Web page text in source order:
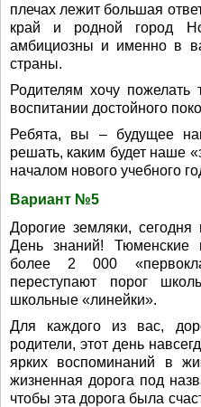
плечах лежит большая
край и родной город
амбициозны и именно в
страны.
Родителям хочу пожелать
воспитании достойного
Ребята, вы – будущее
решать, каким будет наше
началом нового учебного
Вариант №5
Дорогие земляки,
День знаний! Тюменские
более 2 000
переступают порог
школьные «линейки».
Для каждого из вас,
родители, этот день
ярких воспоминаний в
жизненная дорога под
чтобы эта дорога была